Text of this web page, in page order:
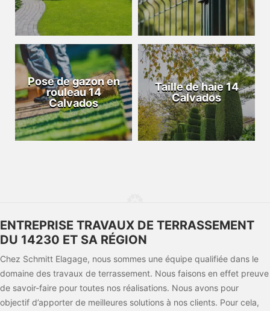
Pose de gazon en
rouleau 14
Calvados
Taille de haie 14
Calvados
ENTREPRISE TRAVAUX DE TERRASSEMENT
DU 14230 ET SA RÉGION
Chez Schmitt Elagage, nous sommes une équipe qualifiée dans le
domaine des travaux de terrassement. Nous faisons en effet preuve
de savoir-faire pour toutes nos réalisations. Nous avons pour
objectif d’apporter de meilleures solutions à nos clients. Pour cela,